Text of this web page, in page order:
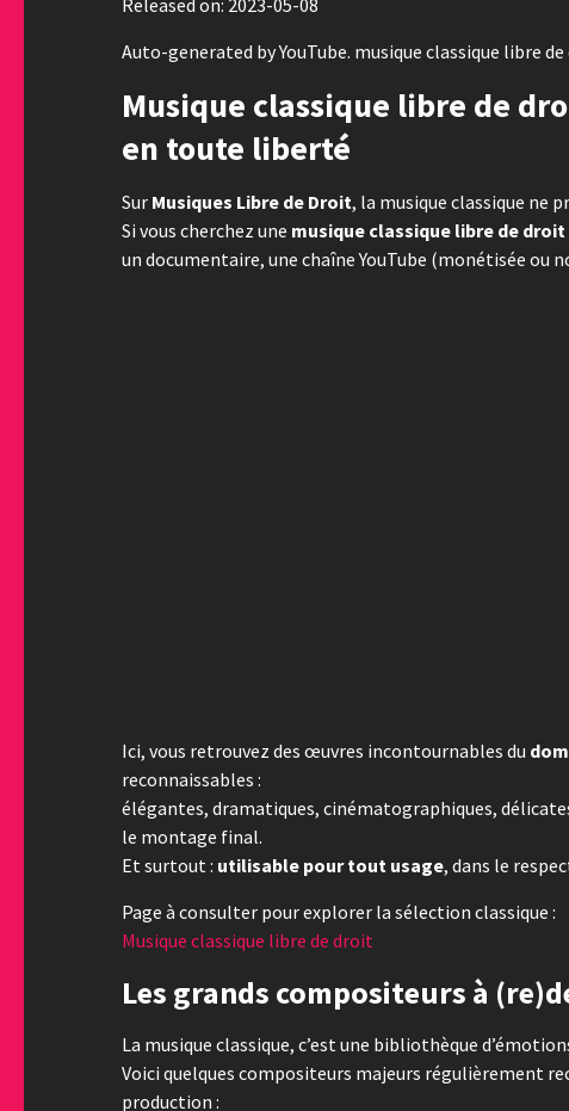
Auto-generated by YouTube. musique classique libre
Musique classique libre de
en toute liberté
Sur Musiques Libre de Droit, la musique classique ne
Si vous cherchez une musique classique libre de droit
un documentaire, une chaîne YouTube (monétisée ou
Ici, vous retrouvez des œuvres incontournables du
reconnaissables :
élégantes, dramatiques, cinématographiques,
le montage final.
Et surtout : utilisable pour tout usage, dans le
Page à consulter pour explorer la sélection classique :
Musique classique libre de droit
Les grands compositeurs à
La musique classique, c’est une bibliothèque
Voici quelques compositeurs majeurs régulièrement
production :